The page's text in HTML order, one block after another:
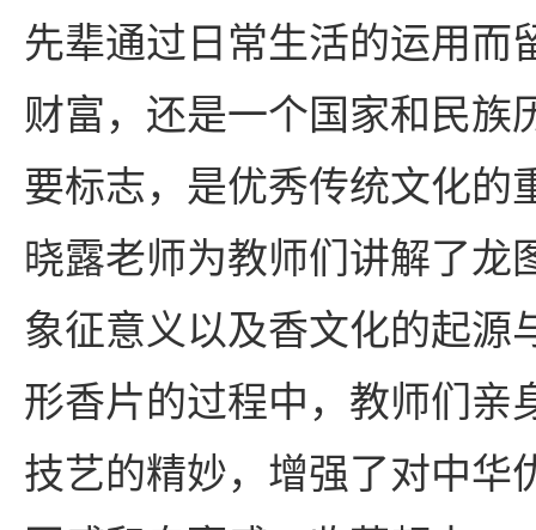
先辈通过日常生活的运用而
财富，还是一个国家和民族
要标志，是优秀传统文化的
晓露老师为教师们讲解了龙
象征意义以及香文化的起源
形香片的过程中，教师们亲
技艺的精妙，增强了对中华